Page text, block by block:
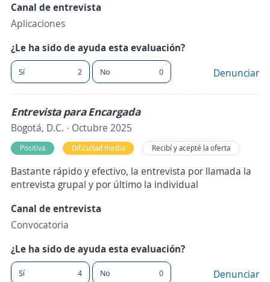
Canal de entrevista
Aplicaciones
¿Le ha sido de ayuda esta evaluación?
Sí 2 No 0 Denunciar
Entrevista para Encargada
Bogotá, D.C. · Octubre 2025
Positiva Dificultad media Recibí y acepté la oferta
Bastante rápido y efectivo, la entrevista por llamada la
entrevista grupal y por último la individual
Canal de entrevista
Convocatoria
¿Le ha sido de ayuda esta evaluación?
Sí 4 No 0 Denunciar